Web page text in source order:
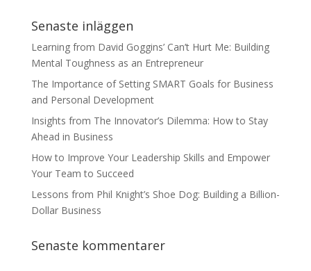
Senaste inläggen
Learning from David Goggins’ Can’t Hurt Me: Building
Mental Toughness as an Entrepreneur
The Importance of Setting SMART Goals for Business
and Personal Development
Insights from The Innovator’s Dilemma: How to Stay
Ahead in Business
How to Improve Your Leadership Skills and Empower
Your Team to Succeed
Lessons from Phil Knight’s Shoe Dog: Building a Billion-
Dollar Business
Senaste kommentarer